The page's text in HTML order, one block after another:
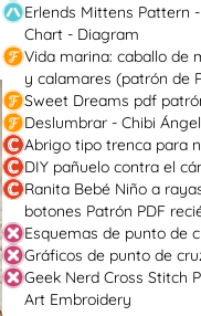
Erlends Mittens Pattern
Chart - Diagram
Vida marina: caballo de
y calamares (patrón de
Sweet Dreams pdf
Deslumbrar - Chibi
Abrigo tipo trenca para
DIY pañuelo contra el
Ranita Bebé Niño a
botones Patrón PDF
Esquemas de punto de
Gráficos de punto de
Geek Nerd Cross Stitch
Art Embroidery